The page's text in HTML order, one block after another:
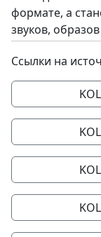
формате, а
звуков,
Ссылки на